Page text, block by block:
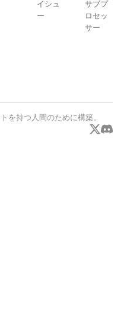
イシュ
ー
サブプ
ロセッ
サー
持つ人間のために構築。